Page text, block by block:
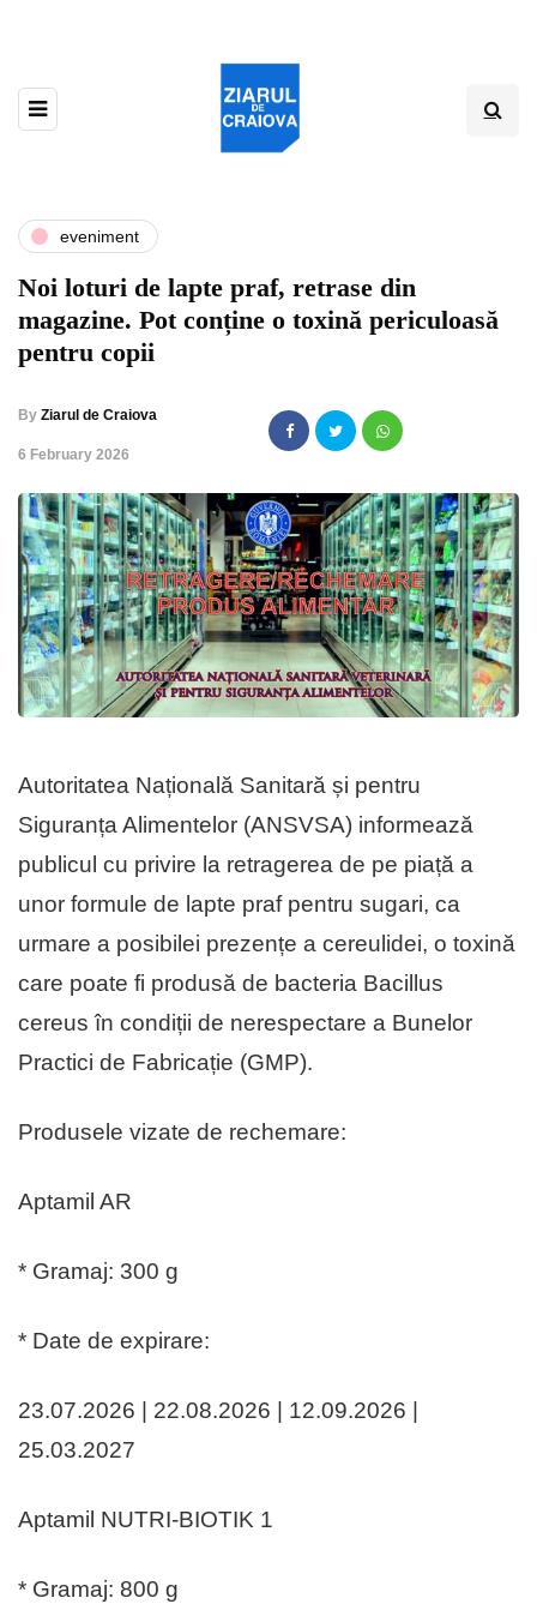
eveniment
Noi loturi de lapte praf, retrase din
magazine. Pot conține o toxină periculoasă
pentru copii
By Ziarul de Craiova
,6 February 2026
Autoritatea Națională Sanitară și pentru
Siguranța Alimentelor (ANSVSA) informează
publicul cu privire la retragerea de pe piață a
unor formule de lapte praf pentru sugari, ca
urmare a posibilei prezențe a cereulidei, o toxină
care poate fi produsă de bacteria Bacillus
cereus în condiții de nerespectare a Bunelor
Practici de Fabricație (GMP).
Produsele vizate de rechemare:
Aptamil AR
* Gramaj: 300 g
* Date de expirare:
23.07.2026 | 22.08.2026 | 12.09.2026 |
25.03.2027
Aptamil NUTRI-BIOTIK 1
* Gramaj: 800 g